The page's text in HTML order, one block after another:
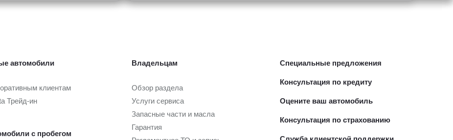
автомобили
клиентам
Трейд-ин
с пробегом
Владельцам
Обзор раздела
Услуги сервиса
Запасные части и масла
Гарантия
Специальные предложения
Консультация по кредиту
Оцените ваш автомобиль
Консультация по страхованию